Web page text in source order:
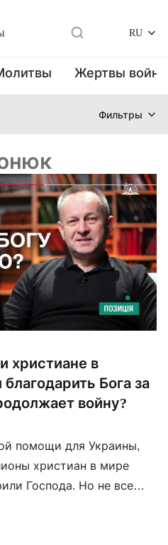
RU
Жертвы
Фильтры
христиане в
Бога за
войну?
помощи для Украины,
христиан в мире
Господа. Но не все
рассуждает, как